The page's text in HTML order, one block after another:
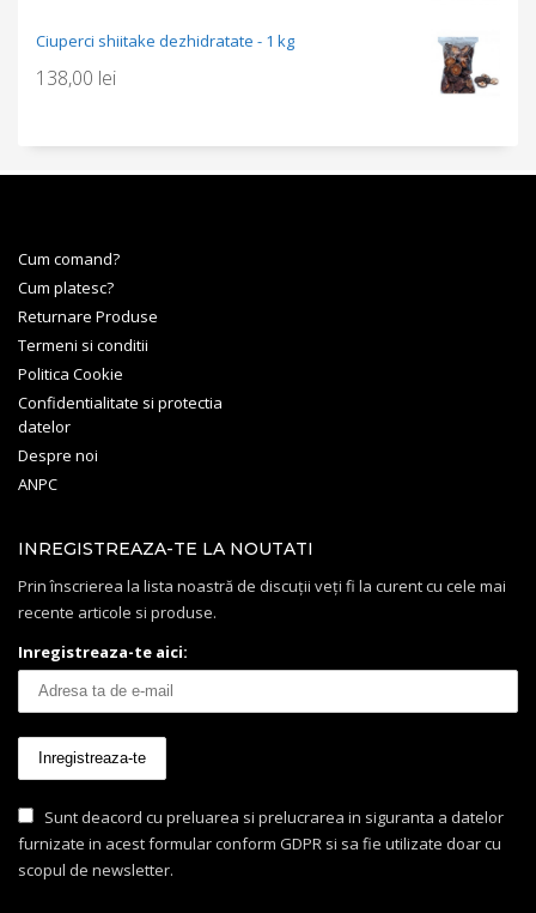
Ciuperci shiitake dezhidratate - 1 kg
138,00 lei
Cum comand?
Cum platesc?
Returnare Produse
Termeni si conditii
Politica Cookie
Confidentialitate si protectia
datelor
Despre noi
ANPC
INREGISTREAZA-TE LA NOUTATI
Prin înscrierea la lista noastră de discuții veți fi la curent cu cele mai
recente articole si produse.
Inregistreaza-te aici:
Sunt deacord cu preluarea si prelucrarea in siguranta a datelor
furnizate in acest formular conform GDPR si sa fie utilizate doar cu
scopul de newsletter.